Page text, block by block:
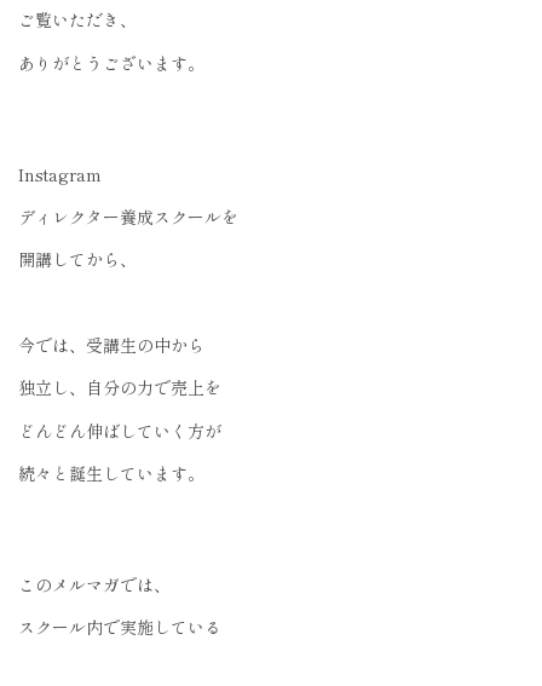
ご覧いただき、
ありがとうございます。
Instagram
ディレクター養成スクールを
開講してから、
今では、受講生の中から
独立し、自分の力で売上を
どんどん伸ばしていく方が
続々と誕生しています。
このメルマガでは、
スクール内で実施している